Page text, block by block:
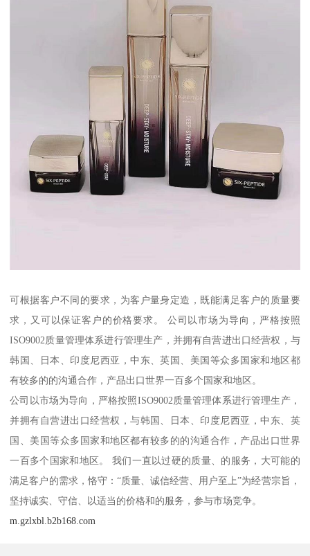
可根据客户不同的要求，为客户量身定造，既能满足客户的质量要
求，又可以保证客户的价格要求。 公司以市场为导向，严格按照
ISO9002质量管理体系进行管理生产，并拥有自营进出口经营权，与
韩国、日本、印度尼西亚，中东、英国、美国等众多国家和地区都
有较多的的沟通合作，产品出口世界一百多个国家和地区。
公司以市场为导向，严格按照ISO9002质量管理体系进行管理生产，
并拥有自营进出口经营权，与韩国、日本、印度尼西亚，中东、英
国、美国等众多国家和地区都有较多的的沟通合作，产品出口世界
一百多个国家和地区。 我们一直以过硬的质量、的服务，大可能的
满足客户的需求，恪守：“质量、诚信经营、用户至上”为经营宗旨，
坚持诚实、守信、以适当的价格和的服务，参与市场竞争。
m.gzlxbl.b2b168.com